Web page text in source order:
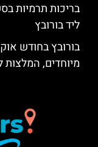
ליד בורובץ
בורובץ בחודש
מיוחדים, המלצות